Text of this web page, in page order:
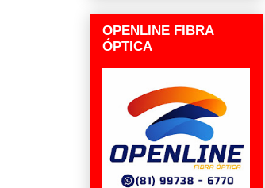
OPENLINE FIBRA
ÓPTICA